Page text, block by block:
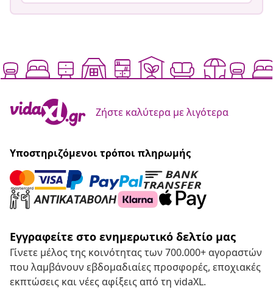
Ζήστε καλύτερα με λιγότερα
Υποστηριζόμενοι τρόποι πληρωμής
Εγγραφείτε στο ενημερωτικό δελτίο μας
Γίνετε μέλος της κοινότητας των 700.000+ αγοραστών
που λαμβάνουν εβδομαδιαίες προσφορές, εποχιακές
εκπτώσεις και νέες αφίξεις από τη vidaXL.